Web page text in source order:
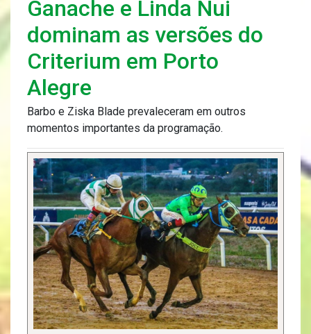
Ganache e Linda Nui
dominam as versões do
Criterium em Porto
Alegre
Barbo e Ziska Blade prevaleceram em outros
momentos importantes da programação.